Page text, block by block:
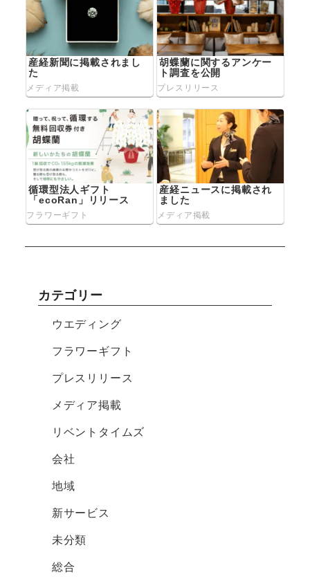
産経新聞に掲載されまし
た
メディア掲載
胡蝶蘭に関するアンケー
ト調査を公開
プレスリリース
循環型法人ギフト
「ecoRan」リリース
フラワーギフト
産経ニュースに掲載され
ました
メディア掲載
カテゴリー
ウエディング
フラワーギフト
プレスリリース
メディア掲載
リベントタイムズ
会社
地域
新サービス
未分類
総合